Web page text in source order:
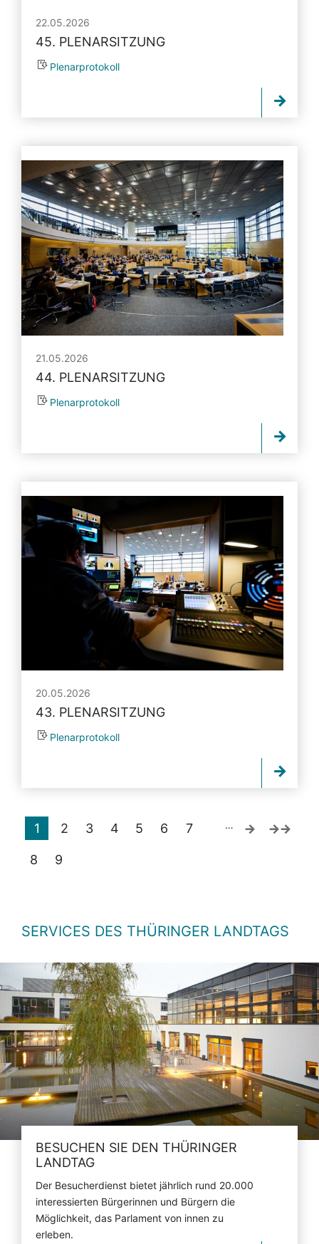
22.05.2026
45. PLENARSITZUNG
Plenarprotokoll
21.05.2026
44. PLENARSITZUNG
Plenarprotokoll
20.05.2026
43. PLENARSITZUNG
Plenarprotokoll
1 2 3 4 5 6 7
8 9
…
SERVICES DES THÜRINGER LANDTAGS
BESUCHEN SIE DEN THÜRINGER
LANDTAG
Der Besucherdienst bietet jährlich rund 20.000
interessierten Bürgerinnen und Bürgern die
Möglichkeit, das Parlament von innen zu
erleben.